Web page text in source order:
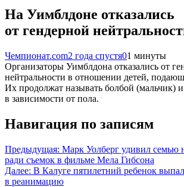
На Уимблдоне отказались
от гендерной
Чемпионат.com2 года спустя01 минуты
Организаторы Уимблдона отказались от
нейтральности в отношении детей,
Их продолжат называть болбой (мальчик)
в зависимости от пола.
Навигация по записям
Предыдущая: Марк Уолберг удивил
ради съемок в фильме Мела Гибсона
Далее: В Калуге пятилетний ребенок
в реанимацию